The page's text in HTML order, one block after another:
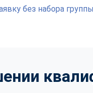
без набора группы